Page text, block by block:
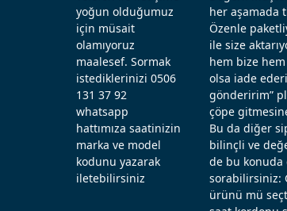
yoğun olduğumuz
için müsait
olamıyoruz
maalesef. Sormak
istediklerinizi 0506
131 37 92
whatsapp
hattımıza saatinizin
marka ve model
kodunu yazarak
iletebilirsiniz
her aşamada
Özenle
ile size
hem bize
olsa iade
gönderirim”
çöpe
Bu da diğer
bilinçli ve
de bu konuda
sorabilirsiniz:
ürünü mü